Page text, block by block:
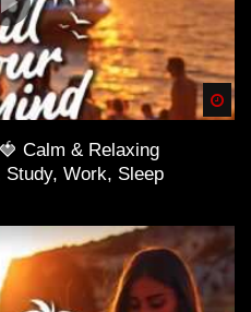
Calm & Relaxing
Work, Sleep